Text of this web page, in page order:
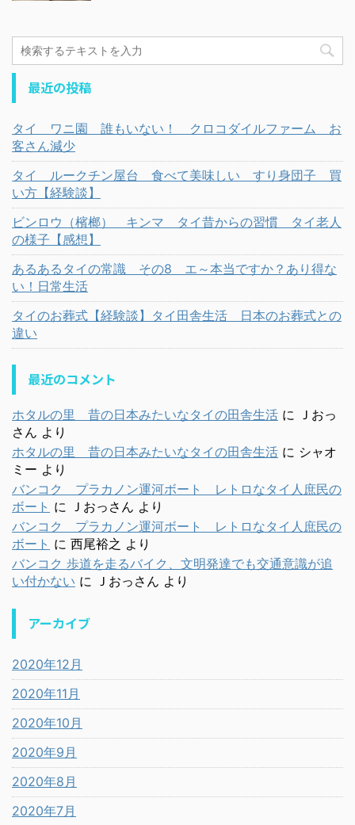
最近の投稿
タイ ワニ園 誰もいない！ クロコダイルファーム お
客さん減少
タイ ルークチン屋台 食べて美味しい すり身団子 買
い方【経験談】
ビンロウ（檳榔） キンマ タイ昔からの習慣 タイ老人
の様子【感想】
あるあるタイの常識 その8 エ～本当ですか？あり得な
い！日常生活
タイのお葬式【経験談】タイ田舎生活 日本のお葬式との
違い
最近のコメント
ホタルの里 昔の日本みたいなタイの田舎生活 に Ｊおっ
さん より
ホタルの里 昔の日本みたいなタイの田舎生活 に シャオ
ミー より
バンコク プラカノン運河ボート レトロなタイ人庶民の
ボート に Ｊおっさん より
バンコク プラカノン運河ボート レトロなタイ人庶民の
ボート に 西尾裕之 より
バンコク 歩道を走るバイク、文明発達でも交通意識が追
い付かない に Ｊおっさん より
アーカイブ
2020年12月
2020年11月
2020年10月
2020年9月
2020年8月
2020年7月